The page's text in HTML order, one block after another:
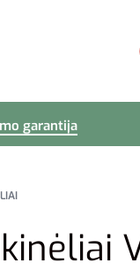
garantija